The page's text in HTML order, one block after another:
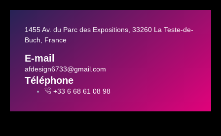
1455 Av. du Parc des Expositions, 33260 La Teste-de-
Buch, France
E-mail
afdesign6733@gmail.com
Téléphone
+33 6 68 61 08 98